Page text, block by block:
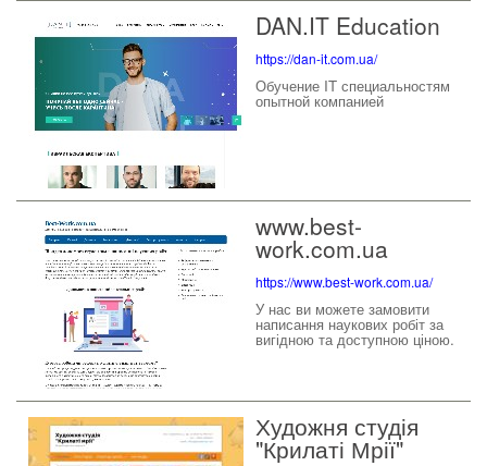
DAN.IT Education
https://dan-it.com.ua/
Обучение IT специальностям
опытной компанией
www.best-
work.com.ua
https://www.best-work.com.ua/
У нас ви можете замовити
написання наукових робіт за
вигідною та доступною ціною.
Художня студія
"Крилаті Мрії"